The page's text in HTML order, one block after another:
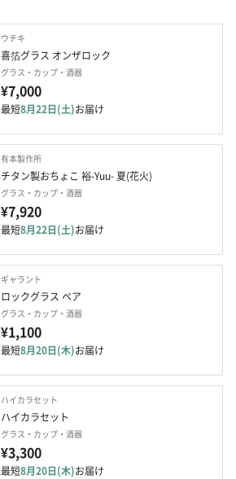
ウチキ
喜箔グラス オンザロック
グラス・カップ・酒器
¥7,000
最短8月22日(土)お届け
有本製作所
チタン製おちょこ 裕-Yuu- 夏(花火)
グラス・カップ・酒器
¥7,920
最短8月22日(土)お届け
ギャラント
ロックグラス ペア
グラス・カップ・酒器
¥1,100
最短8月20日(木)お届け
ハイカラセット
ハイカラセット
グラス・カップ・酒器
¥3,300
最短8月20日(木)お届け